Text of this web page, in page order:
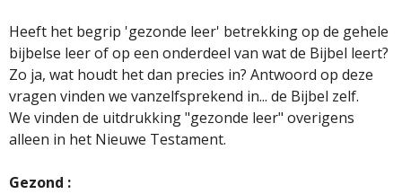
Heeft het begrip 'gezonde leer' betrekking op de gehele
bijbelse leer of op een onderdeel van wat de Bijbel leert?
Zo ja, wat houdt het dan precies in? Antwoord op deze
vragen vinden we vanzelfsprekend in... de Bijbel zelf.
We vinden de uitdrukking "gezonde leer" overigens
alleen in het Nieuwe Testament.
Gezond :